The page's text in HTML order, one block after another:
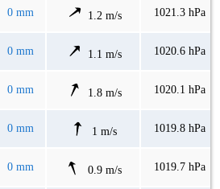
0 mm 1.2 m/s 1021.3 hPa
0 mm 1.1 m/s 1020.6 hPa
0 mm 1.8 m/s 1020.1 hPa
0 mm 1 m/s 1019.8 hPa
0 mm 0.9 m/s 1019.7 hPa